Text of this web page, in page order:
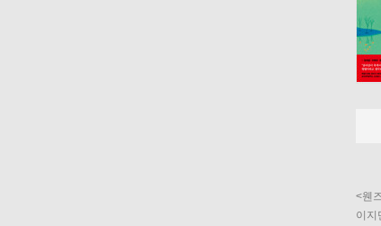
<웬
이지